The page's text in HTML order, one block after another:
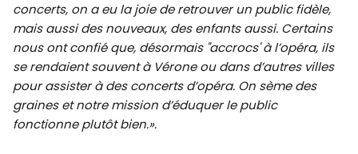
concerts, on a eu la joie de retrouver un public fidèle,
mais aussi des nouveaux, des enfants aussi. Certains
nous ont confié que, désormais "accrocs' à l’opéra, ils
se rendaient souvent à Vérone ou dans d’autres villes
pour assister à des concerts d’opéra. On sème des
graines et notre mission d’éduquer le public
fonctionne plutôt bien.».